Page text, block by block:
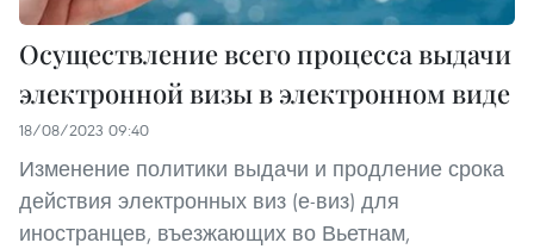
Осуществление всего процесса выдачи
электронной визы в электронном виде
18/08/2023 09:40
Изменение политики выдачи и продление срока
действия электронных виз (е-виз) для
иностранцев, въезжающих во Вьетнам,